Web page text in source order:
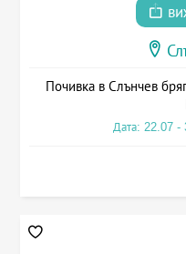
Почивка в Слънчев
Дата: 22.07 -